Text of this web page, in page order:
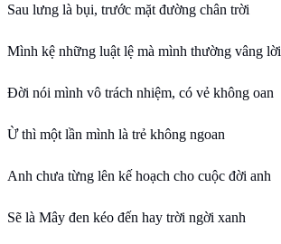
Sau lưng là bụi, trước mặt đường chân trời
Mình kệ những luật lệ mà mình thường vâng lời
Đời nói mình vô trách nhiệm, có vẻ không oan
Ừ thì một lần mình là trẻ không ngoan
Anh chưa từng lên kế hoạch cho cuộc đời anh
Sẽ là Mây đen kéo đến hay trời ngời xanh